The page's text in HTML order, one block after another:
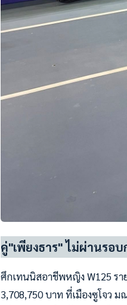
คู่"เพียงธาร" ไม่ผ่านรอ
ศึกเทนนิสอาชีพหญิง W125 รา
3,708,750 บาท ที่เมืองซูโจว